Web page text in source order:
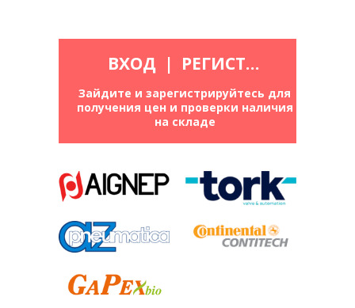
ВХОД | РЕГИСТРАЦИЯ
Зайдите и зарегистрируйтесь для
получения цен и проверки наличия
на складе